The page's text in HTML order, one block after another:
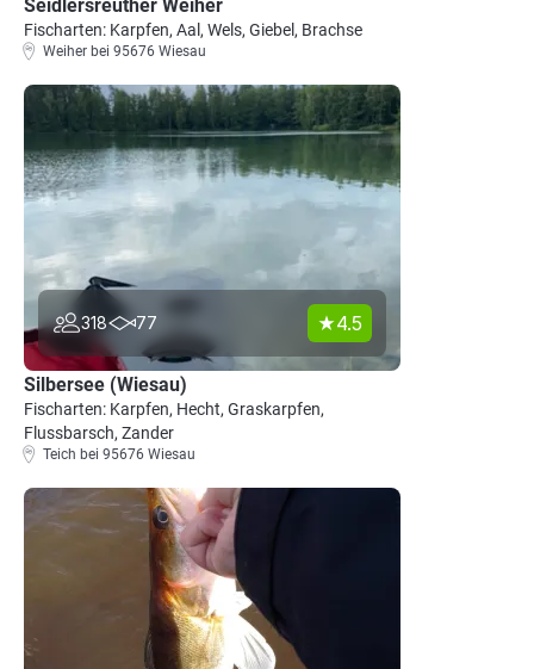
Seidlersreuther Weiher
Fischarten: Karpfen, Aal, Wels, Giebel, Brachse
Weiher bei 95676 Wiesau
318 77 4.5
Silbersee (Wiesau)
Fischarten: Karpfen, Hecht, Graskarpfen,
Flussbarsch, Zander
Teich bei 95676 Wiesau